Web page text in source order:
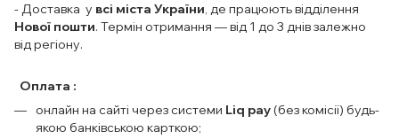
- Доставка у всі міста України, де працюють відділення
Нової пошти. Термін отримання — від 1 до 3 днів залежно
від регіону.
Оплата :
онлайн на сайті через системи Liq pay (без комісії) будь-
якою банківською карткою;